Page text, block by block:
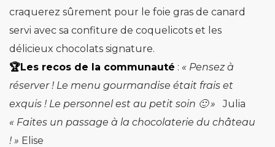
craquerez sûrement pour le foie gras de canard
servi avec sa confiture de coquelicots et les
délicieux chocolats signature.
🏆Les recos de la communauté : « Pensez à
réserver ! Le menu gourmandise était frais et
exquis ! Le personnel est au petit soin 🙂 » Julia
« Faites un passage à la chocolaterie du château
! » Elise